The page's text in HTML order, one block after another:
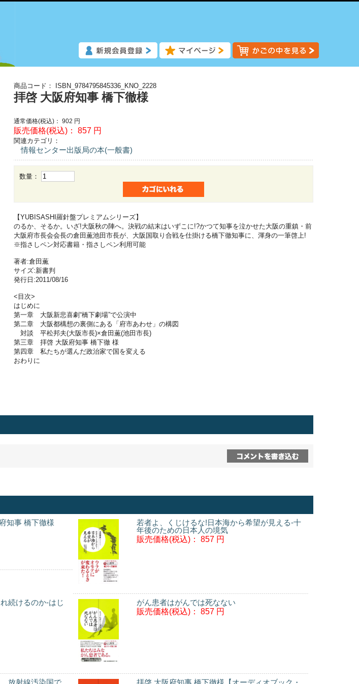
商品コード： ISBN_9784795845336_KNO_2228
拝啓 大阪府知事 橋下徹様
通常価格(税込)： 902 円
販売価格(税込)： 857 円
関連カテゴリ：
情報センター出版局の本(一般書)
数量：
【YUBISASHI羅針盤プレミアムシリーズ】
のるか、そるか。いざ!大阪秋の陣へ。決戦の結末はいずこに!?かつて知事を泣かせた大阪の重鎮・前
大阪府市長会会長の倉田薫池田市長が、大阪国取り合戦を仕掛ける橋下徹知事に、渾身の一筆啓上!
※指さしペン対応書籍・指さしペン利用可能
著者:倉田薫
サイズ:新書判
発行日:2011/08/16
<目次>
はじめに
第一章 大阪新悲喜劇“橋下劇場”で公演中
第二章 大阪都構想の裏側にある「府市あわせ」の構図
対談 平松邦夫(大阪市長)×倉田薫(池田市長)
第三章 拝啓 大阪府知事 橋下徹 様
第四章 私たちが選んだ政治家で国を変える
おわりに
知事 橋下徹様
若者よ、くじけるな!日本海から希望が見える-十
年後のための日本人の境気
販売価格(税込)： 857 円
続けるのか-はじ
がん患者はがんでは死なない
販売価格(税込)： 857 円